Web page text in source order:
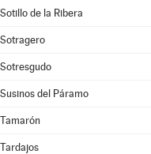
Sotillo de la Ribera
Sotragero
Sotresgudo
Susinos del Páramo
Tamarón
Tardajos